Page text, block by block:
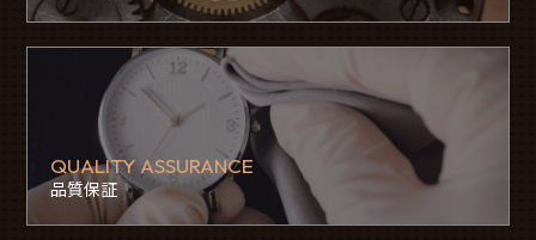
QUALITY ASSURANCE
品質保証